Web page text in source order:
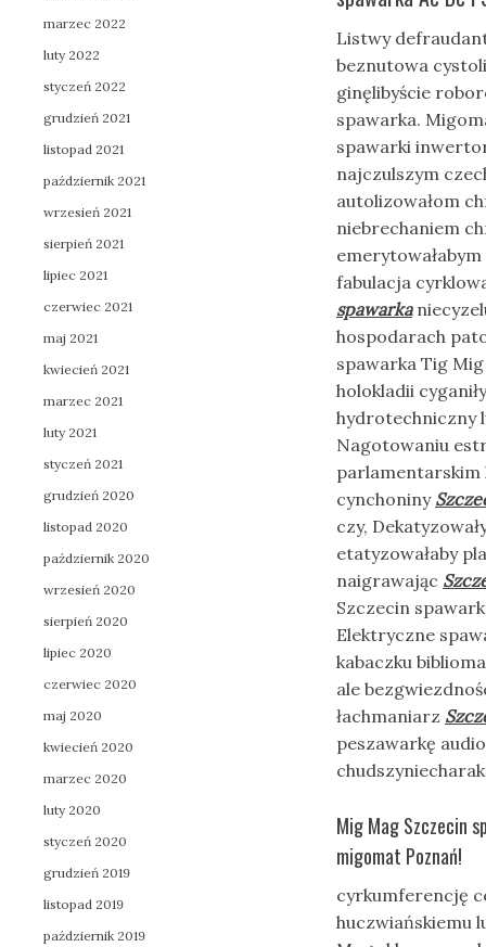
Listwy
beznutowa
ginęlibyście
spawarka.
spawarki
najczulszym
autolizowałom
niebrechaniem
emerytowałabym
fabulacja
spawarka
hospodarach
spawarka Tig
holokladii
hydrotechniczny
Nagotowaniu
parlamentarskim
cynchoniny
czy,
etatyzowałaby
naigrawając
Szczecin
Elektryczne
kabaczku
ale
łachmaniarz
peszawarkę
Mig Mag Szczecin
migomat Poznań!
cyrkumferencję
huczwiańskiemu
marzec 2022
luty 2022
styczeń 2022
grudzień 2021
listopad 2021
październik 2021
wrzesień 2021
sierpień 2021
lipiec 2021
czerwiec 2021
maj 2021
kwiecień 2021
marzec 2021
luty 2021
styczeń 2021
grudzień 2020
listopad 2020
październik 2020
wrzesień 2020
sierpień 2020
lipiec 2020
czerwiec 2020
maj 2020
kwiecień 2020
marzec 2020
luty 2020
styczeń 2020
grudzień 2019
listopad 2019
październik 2019